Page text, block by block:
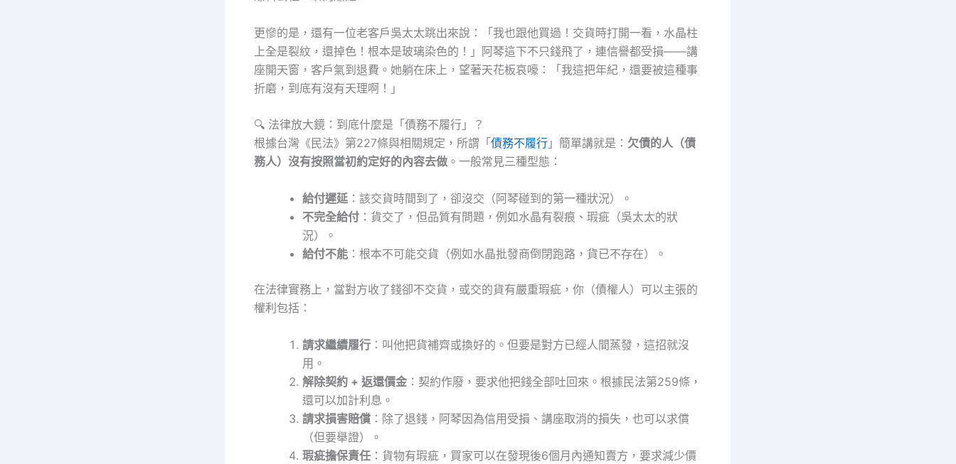
更慘的是，還有一位老客戶吳太太跳出來說：「我也跟他買過！交貨時打開一看，水晶柱
上全是裂紋，還掉色！根本是玻璃染色的！」阿琴這下不只錢飛了，連信譽都受損——講
座開天窗，客戶氣到退費。她躺在床上，望著天花板哀嚎：「我這把年紀，還要被這種事
折磨，到底有沒有天理啊！」
🔍 法律放大鏡：到底什麼是「債務不履行」？
根據台灣《民法》第227條與相關規定，所謂「 債務不履行 」簡單講就是： 欠債的人（債
務人）沒有按照當初約定好的內容去做 。一般常見三種型態：
給付遲延 ：該交貨時間到了，卻沒交（阿琴碰到的第一種狀況）。
不完全給付 ：貨交了，但品質有問題，例如水晶有裂痕、瑕疵（吳太太的狀
況）。
給付不能 ：根本不可能交貨（例如水晶批發商倒閉跑路，貨已不存在）。
在法律實務上，當對方收了錢卻不交貨，或交的貨有嚴重瑕疵，你（債權人）可以主張的
權利包括：
請求繼續履行 ：叫他把貨補齊或換好的。但要是對方已經人間蒸發，這招就沒
用。
解除契約 + 返還價金 ：契約作廢，要求他把錢全部吐回來。根據民法第259條，
還可以加計利息。
請求損害賠償 ：除了退錢，阿琴因為信用受損、講座取消的損失，也可以求償
（但要舉證）。
瑕疵擔保責任 ：貨物有瑕疵，買家可以在發現後6個月內通知賣方，要求減少價